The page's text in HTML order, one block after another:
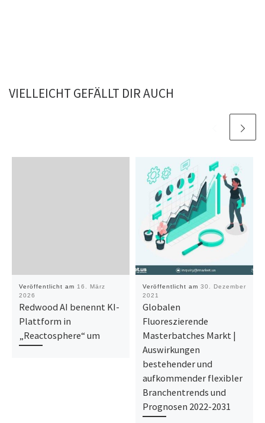
VIELLEICHT GEFÄLLT DIR AUCH
Veröffentlicht am 16. März
2026
Redwood AI benennt KI-
Plattform in
„Reactosphere“ um
Veröffentlicht am 30. Dezember
2021
Globalen
Fluoreszierende
Masterbatches Markt |
Auswirkungen
bestehender und
aufkommender flexibler
Branchentrends und
Prognosen 2022-2031